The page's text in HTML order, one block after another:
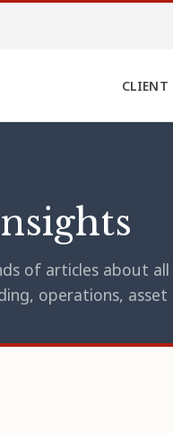
CLIENT
of articles about
operations,